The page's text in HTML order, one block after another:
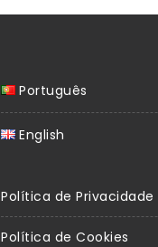
Português
English
Política de Privacidade
Política de Cookies